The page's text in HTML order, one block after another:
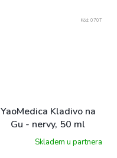
YaoMedica Kladivo na
Gu - nervy, 50 ml
Skladem u partnera
Kód: 070T